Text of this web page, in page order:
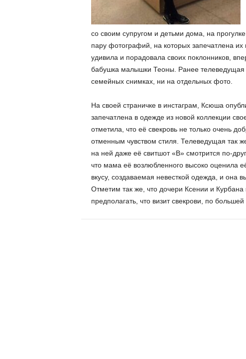
со своим супругом и детьми дома, на
пару фотографий, на которых запечатлена
удивила и порадовала своих поклонников,
бабушка малышки Теоны. Ранее телеведущая
семейных снимках, ни на отдельных фото.
На своей страничке в инстаграм, Ксюша
запечатлена в одежде из новой коллекции
отметила, что её свекровь не только очень
отменным чувством стиля. Телеведущая так
на ней даже её свитшот «В» смотрится по-
что мама её возлюбленного высоко оценила
вкусу, создаваемая невесткой одежда, и она
Отметим так же, что дочери Ксении и
предполагать, что визит свекрови, по